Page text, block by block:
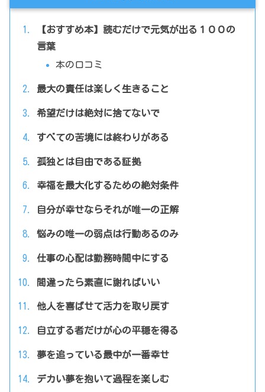
【おすすめ本】読むだけで元気が出る１００の
言葉
本の口コミ
最大の責任は楽しく生きること
希望だけは絶対に捨てないで
すべての苦境には終わりがある
孤独とは自由である証拠
幸福を最大化するための絶対条件
自分が幸せならそれが唯一の正解
悩みの唯一の弱点は行動あるのみ
仕事の心配は勤務時間中にする
間違ったら素直に謝ればいい
他人を喜ばせて活力を取り戻す
自立する者だけが心の平穏を得る
夢を追っている最中が一番幸せ
デカい夢を抱いて過程を楽しむ